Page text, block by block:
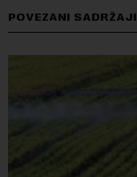
POVEZANI SADRŽAJI